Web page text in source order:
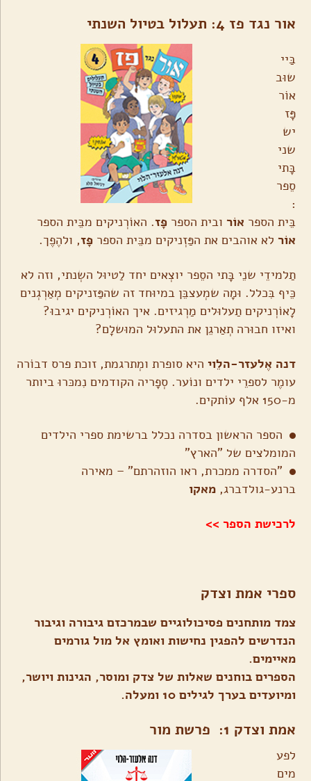
אור נגד פז 4: תעלול בטיול השנתי
בַּיי
שוּב
אוֹר
פָּז
יש
שני
בָּתי
סֵפר
:
בֵּית הספר אוֹר ובית הספר פָּז. האוֹרְניקים מבֵּית הספר
אוֹר לא אוהבים את הפַּזְניקים מבֵּית הספר פָּז, ולהֶפֶך.
תַלמידֵי שנֵי בָּתי הסֵפר יוצְאים יחד לַטיוּל השְנתי, וזה לא
כֵּיף בִּכלל. וּמָה שמְעצבֵּן במיוּחד זה שהפַּזניקים מְאַרְגְנים
לָאוֹרְניקים תַעלוּלים מַרְגיזים. איך האוֹרְניקים יגיבוּ?
ואיזו חבוּרה תְאַרגֵן את התעלוּל המוּשלָם?
דנה אֶלעזר-הלֵוי היא סופרת ומְתרגמת, זוכת פרס דבוֹרה
עומֶר לספרֵי ילדים ונוֹער. סְפָריה הקודמים נִמכּרוּ ביותר
מ-150 אלף עוֹתקים.
הספר הראשון בסדרה נכלל ברשימת ספרי הילדים
המומלצים של "הארץ"
"הסדרה ממכרת, ראו הוזהרתם" – מאירה
ברנע-גולדברג,מאקו
לרכישת הספר >>
ספרי אמת וצדק
צמד מותחנים פסיכולוגיים שבמרכזם גיבורה וגיבור
הנדרשים להפגין נחישות ואומץ אל מול גורמים
מאיימים.
הספרים בוחנים שאלות של צדק ומוסר, הגינות ויושר,
ומיועדים בערך לגילים 10 ומעלה.
אמת וצדק 1: פרשת מור
לפע
מים